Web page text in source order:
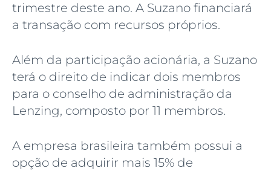
trimestre deste ano. A Suzano financiará
a transação com recursos próprios.
Além da participação acionária, a Suzano
terá o direito de indicar dois membros
para o conselho de administração da
Lenzing, composto por 11 membros.
A empresa brasileira também possui a
opção de adquirir mais 15% de